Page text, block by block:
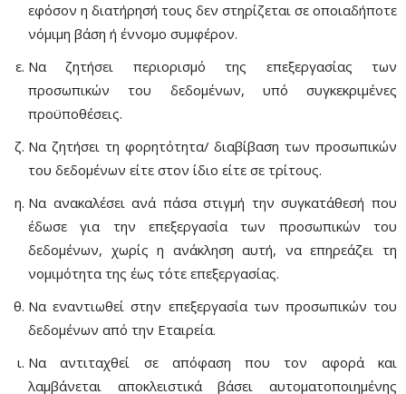
εφόσον η διατήρησή τους δεν στηρίζεται σε οποιαδήποτε
νόμιμη βάση ή έννομο συμφέρον.
Να ζητήσει περιορισμό της επεξεργασίας των
προσωπικών του δεδομένων, υπό συγκεκριμένες
προϋποθέσεις.
Να ζητήσει τη φορητότητα/ διαβίβαση των προσωπικών
του δεδομένων είτε στον ίδιο είτε σε τρίτους.
Να ανακαλέσει ανά πάσα στιγμή την συγκατάθεσή που
έδωσε για την επεξεργασία των προσωπικών του
δεδομένων, χωρίς η ανάκληση αυτή, να επηρεάζει τη
νομιμότητα της έως τότε επεξεργασίας.
Να εναντιωθεί στην επεξεργασία των προσωπικών του
δεδομένων από την Εταιρεία.
Να αντιταχθεί σε απόφαση που τον αφορά και
λαμβάνεται αποκλειστικά βάσει αυτοματοποιημένης